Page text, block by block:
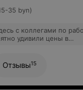
35 byn)
с коллегами по
удивили цены в
посторонних.
около 20
Обязательно буду
Отзывы15